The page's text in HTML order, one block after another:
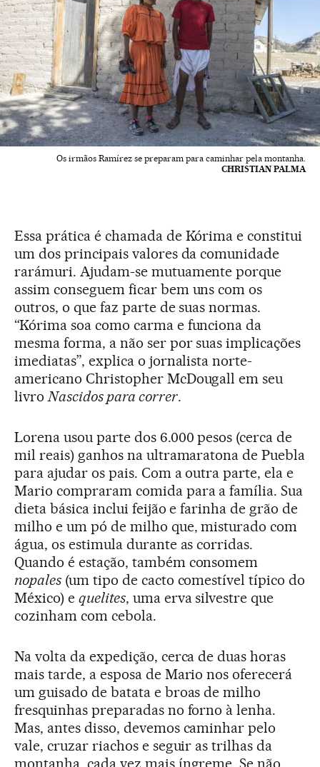
Os irmãos Ramírez se preparam para caminhar pela montanha.
CHRISTIAN PALMA
Essa prática é chamada de Kórima e constitui
um dos principais valores da comunidade
rarámuri. Ajudam-se mutuamente porque
assim conseguem ficar bem uns com os
outros, o que faz parte de suas normas.
“Kórima soa como carma e funciona da
mesma forma, a não ser por suas implicações
imediatas”, explica o jornalista norte-
americano Christopher McDougall em seu
livro Nascidos para correr.
Lorena usou parte dos 6.000 pesos (cerca de
mil reais) ganhos na ultramaratona de Puebla
para ajudar os pais. Com a outra parte, ela e
Mario compraram comida para a família. Sua
dieta básica inclui feijão e farinha de grão de
milho e um pó de milho que, misturado com
água, os estimula durante as corridas.
Quando é estação, também consomem
nopales(um tipo de cacto comestível típico do
México) e quelites, uma erva silvestre que
cozinham com cebola.
Na volta da expedição, cerca de duas horas
mais tarde, a esposa de Mario nos oferecerá
um guisado de batata e broas de milho
fresquinhas preparadas no forno à lenha.
Mas, antes disso, devemos caminhar pelo
vale, cruzar riachos e seguir as trilhas da
montanha, cada vez mais íngreme. Se não